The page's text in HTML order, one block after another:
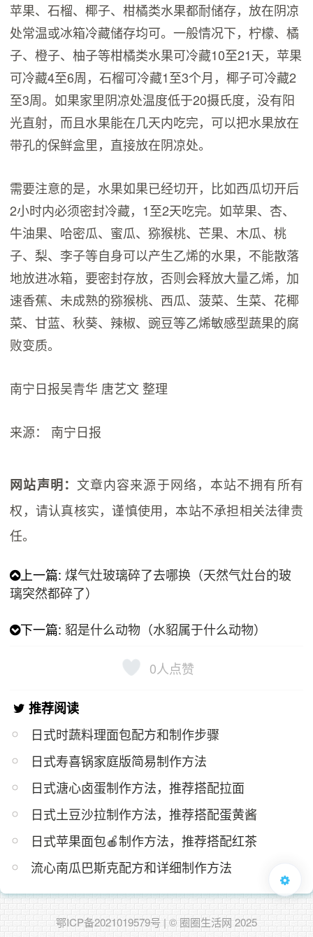
苹果、石榴、椰子、柑橘类水果都耐储存，放在阴凉
处常温或冰箱冷藏储存均可。一般情况下，柠檬、橘
子、橙子、柚子等柑橘类水果可冷藏10至21天，苹果
可冷藏4至6周，石榴可冷藏1至3个月，椰子可冷藏2
至3周。如果家里阴凉处温度低于20摄氏度，没有阳
光直射，而且水果能在几天内吃完，可以把水果放在
带孔的保鲜盒里，直接放在阴凉处。
需要注意的是，水果如果已经切开，比如西瓜切开后
2小时内必须密封冷藏，1至2天吃完。如苹果、杏、
牛油果、哈密瓜、蜜瓜、猕猴桃、芒果、木瓜、桃
子、梨、李子等自身可以产生乙烯的水果，不能散落
地放进冰箱，要密封存放，否则会释放大量乙烯，加
速香蕉、未成熟的猕猴桃、西瓜、菠菜、生菜、花椰
菜、甘蓝、秋葵、辣椒、豌豆等乙烯敏感型蔬果的腐
败变质。
南宁日报吴青华 唐艺文 整理
来源： 南宁日报
网站声明： 文章内容来源于网络，本站不拥有所有
权，请认真核实，谨慎使用，本站不承担相关法律责
任。
上一篇: 煤气灶玻璃碎了去哪换（天然气灶台的玻
璃突然都碎了）
下一篇:貂是什么动物（水貂属于什么动物）
0人点赞
推荐阅读
日式时蔬料理面包配方和制作步骤
日式寿喜锅家庭版简易制作方法
日式溏心卤蛋制作方法，推荐搭配拉面
日式土豆沙拉制作方法，推荐搭配蛋黄酱
日式苹果面包🍎制作方法，推荐搭配红茶
流心南瓜巴斯克配方和详细制作方法
鄂ICP备2021019579号 | © 圈圈生活网 2025